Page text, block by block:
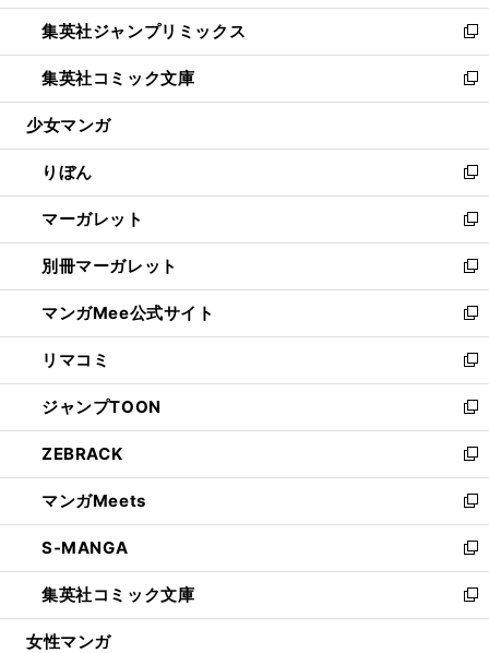
開
く
ウ
で
開
く
ン
ド
ウ
で
開
ウ
ィ
ン
ド
ウ
開
く
し
い
ウ
ィ
ン
ウ
で
開
く
集英社ジャンプリミックス
新
し
い
ウ
ン
ド
ウ
で
開
く
集英社コミック文庫
新
し
ウ
ィ
ン
ド
ウ
で
開
く
少女マンガ
りぼん
新
し
い
ウ
ィ
ン
ド
ウ
で
開
く
マーガレット
新
し
い
ウ
ィ
ン
ド
ウ
で
開
く
別冊マーガレット
新
し
い
ウ
ィ
ン
ド
ウ
で
開
く
マンガMee公式サイト
新
し
い
ウ
ィ
ン
ド
ウ
で
開
く
リマコミ
新
し
い
ウ
ィ
ン
ド
ウ
で
開
く
ジャンプTOON
新
し
い
ウ
ィ
ン
ド
ウ
で
開
ZEBRACK
新
し
い
ウ
ィ
ン
ド
ウ
マンガMeets
新
し
い
ウ
ィ
ン
S-MANGA
新
し
い
ウ
集英社コミック文庫
新
し
女性マンガ